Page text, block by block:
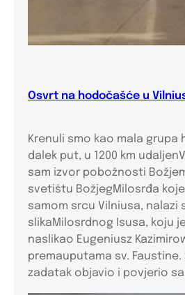
Osvrt na hodočašće u
Krenuli smo kao mala grupa
dalek put, u 1200 km
sam izvor pobožnosti
svetištu BožjegMilosrđa
samom srcu Vilniusa, nalazi
slikaMilosrdnog Isusa, koju
naslikao Eugeniusz
premauputama sv.
zadatak objavio i povjerio